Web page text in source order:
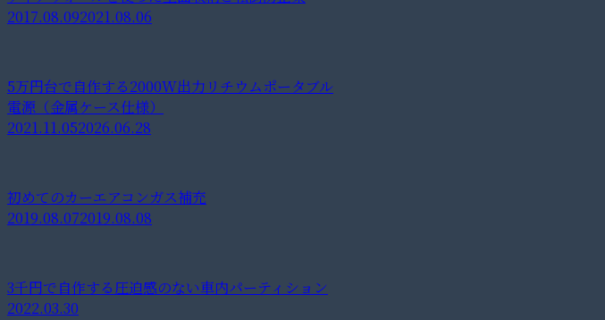
2017.08.092021.08.06
5万円台で自作する2000W出力リチウムポータブル
電源（金属ケース仕様）
2021.11.052026.06.28
初めてのカーエアコンガス補充
2019.08.072019.08.08
3千円で自作する圧迫感のない車内パーティション
2022.03.30